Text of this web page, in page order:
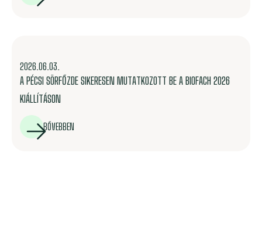
2026.06.03.
A PÉCSI SÖRFŐZDE SIKERESEN MUTATKOZOTT BE A BIOFACH 2026
KIÁLLÍTÁSON
BŐVEBBEN